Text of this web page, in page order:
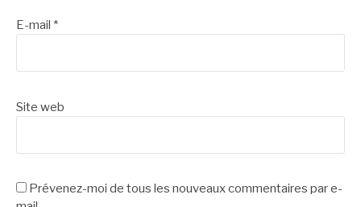
E-mail *
Site web
Prévenez-moi de tous les nouveaux commentaires par e-